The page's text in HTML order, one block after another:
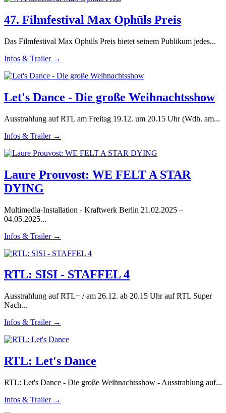
47. Filmfestival Max Ophüls Preis
Das Filmfestival Max Ophüls Preis bietet seinem Publikum jedes...
Infos & Trailer →
Let's Dance - Die große Weihnachtsshow
Ausstrahlung auf RTL am Freitag 19.12. um 20.15 Uhr (Wdh. am...
Infos & Trailer →
Laure Prouvost: WE FELT A STAR
DYING
Multimedia-Installation - Kraftwerk Berlin 21.02.2025 –
04.05.2025...
Infos & Trailer →
RTL: SISI - STAFFEL 4
Ausstrahlung auf RTL+ / am 26.12. ab 20.15 Uhr auf RTL Super
Nach...
Infos & Trailer →
RTL: Let's Dance
RTL: Let's Dance - Die große Weihnachtsshow - Ausstrahlung auf...
Infos & Trailer →